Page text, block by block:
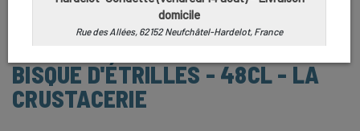
BISQUE D'ÉTRILLES - 48CL - LA
CRUSTACERIE